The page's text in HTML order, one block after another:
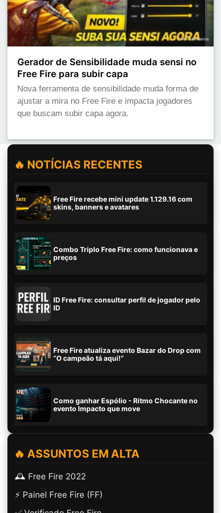
Gerador de Sensibilidade muda sensi no
Free Fire para subir capa
Nova ferramenta de sensibilidade muda forma de
ajustar a mira no Free Fire e impacta jogadores
que buscam subir capa agora.
🔥 NOTÍCIAS RECENTES
Free Fire recebe mini update 1.129.16 com
skins, banners e avatares
Combo Triplo Free Fire: como funcionava e
preços
ID Free Fire: consultar perfil de jogador pelo
ID
Free Fire atualiza evento Bazar do Drop com
“O campeão tá aqui!”
Como ganhar Espólio - Ritmo Chocante no
evento Impacto que move
🔥 ASSUNTOS EM ALTA
🕰️ Free Fire 2022
⚡ Painel Free Fire (FF)